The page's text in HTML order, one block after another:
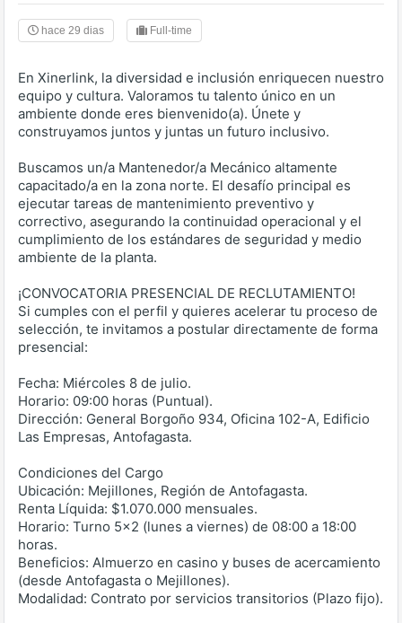
hace 29 dias Full-time
En Xinerlink, la diversidad e inclusión enriquecen nuestro
equipo y cultura. Valoramos tu talento único en un
ambiente donde eres bienvenido(a). Únete y
construyamos juntos y juntas un futuro inclusivo.
Buscamos un/a Mantenedor/a Mecánico altamente
capacitado/a en la zona norte. El desafío principal es
ejecutar tareas de mantenimiento preventivo y
correctivo, asegurando la continuidad operacional y el
cumplimiento de los estándares de seguridad y medio
ambiente de la planta.
¡CONVOCATORIA PRESENCIAL DE RECLUTAMIENTO!
Si cumples con el perfil y quieres acelerar tu proceso de
selección, te invitamos a postular directamente de forma
presencial:
Fecha: Miércoles 8 de julio.
Horario: 09:00 horas (Puntual).
Dirección: General Borgoño 934, Oficina 102-A, Edificio
Las Empresas, Antofagasta.
Condiciones del Cargo
Ubicación: Mejillones, Región de Antofagasta.
Renta Líquida: $1.070.000 mensuales.
Horario: Turno 5x2 (lunes a viernes) de 08:00 a 18:00
horas.
Beneficios: Almuerzo en casino y buses de acercamiento
(desde Antofagasta o Mejillones).
Modalidad: Contrato por servicios transitorios (Plazo fijo).